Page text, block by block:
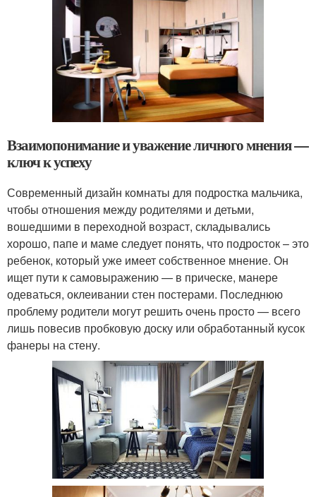
Взаимопонимание и уважение личного мнения —
ключ к успеху
Современный дизайн комнаты для подростка мальчика,
чтобы отношения между родителями и детьми,
вошедшими в переходной возраст, складывались
хорошо, папе и маме следует понять, что подросток – это
ребенок, который уже имеет собственное мнение. Он
ищет пути к самовыражению — в прическе, манере
одеваться, оклеивании стен постерами. Последнюю
проблему родители могут решить очень просто — всего
лишь повесив пробковую доску или обработанный кусок
фанеры на стену.